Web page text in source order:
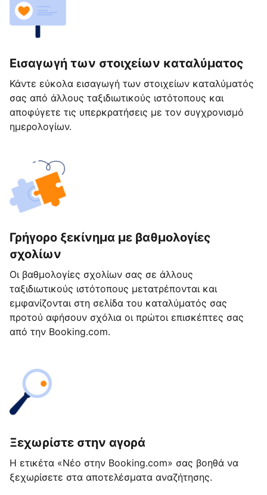
Εισαγωγή των στοιχείων καταλύματος
Κάντε εύκολα εισαγωγή των στοιχείων καταλύματός
σας από άλλους ταξιδιωτικούς ιστότοπους και
αποφύγετε τις υπερκρατήσεις με τον συγχρονισμό
ημερολογίων.
Γρήγορο ξεκίνημα με βαθμολογίες
σχολίων
Οι βαθμολογίες σχολίων σας σε άλλους
ταξιδιωτικούς ιστότοπους μετατρέπονται και
εμφανίζονται στη σελίδα του καταλύματός σας
προτού αφήσουν σχόλια οι πρώτοι επισκέπτες σας
από την Booking.com.
Ξεχωρίστε στην αγορά
Η ετικέτα «Νέο στην Booking.com» σας βοηθά να
ξεχωρίσετε στα αποτελέσματα αναζήτησης.